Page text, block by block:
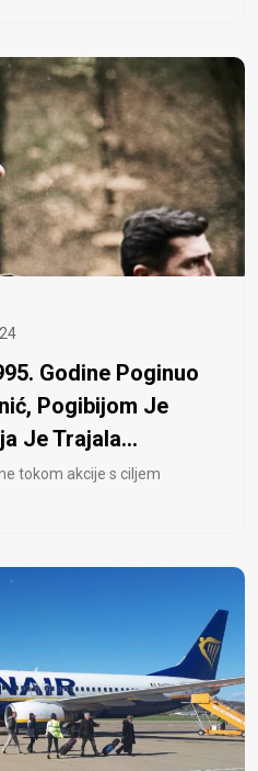
Godine Poginuo
Pogibijom Je
Je Trajala...
tokom akcije s ciljem